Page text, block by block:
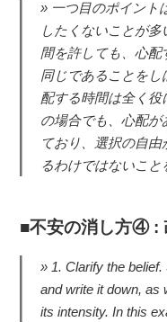
一つ目のポイント
したくないことが
間を許しても、心配
同じであることを
配する時間は全く
の場合でも、心配が
ており、選択の自
るわけではないこと
不安の消し方④ :
1. Clarify the
and write it down, as
its intensity. In this